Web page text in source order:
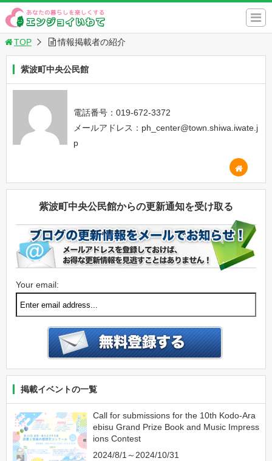
TOP 情報掲載者の紹介
紫波町中央公民館
電話番号：019-672-3372
メールアドレス：ph_center@town.shiwa.iwate.j
p
紫波町中央公民館からの更新通知を受け取る
Your email:
掲載イベントの一覧
Call for submissions for the 10th Kodo-Ara
ebisu Grand Prize Book and Music Impress
ions Contest
2024/8/1～2024/10/31